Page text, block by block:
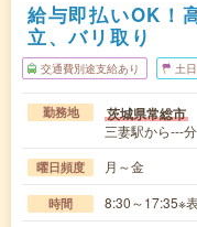
給与即払いOK！
立、バリ取り
交通費別途支給あり 土
勤務地 茨城県常総市
三妻駅から---分
曜日頻度 月～金
時間 8:30～17:35※